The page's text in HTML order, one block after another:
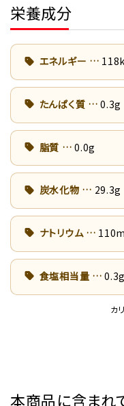
栄養成分
エネルギー
たんぱく質 0.3g
脂質 0.0g
炭水化物 29.3g
ナトリウム
食塩相当量 0.3g
カ
本商品に含まれ